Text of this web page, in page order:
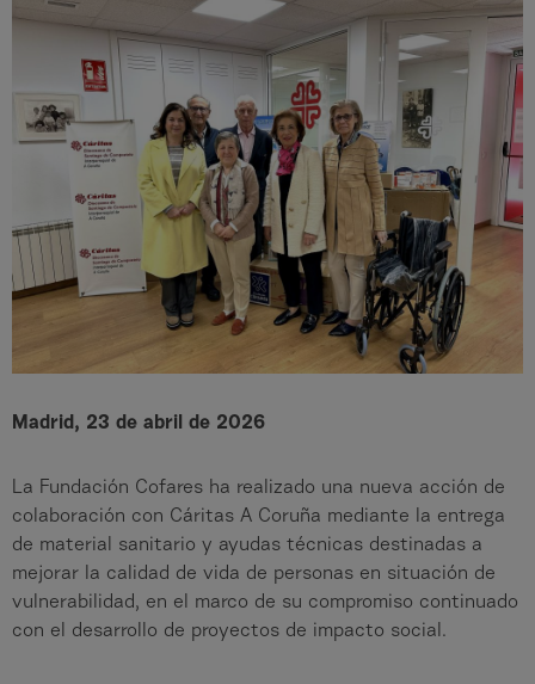
Madrid, 23 de abril de 2026
La Fundación Cofares ha realizado una nueva acción de
colaboración con Cáritas A Coruña mediante la entrega
de material sanitario y ayudas técnicas destinadas a
mejorar la calidad de vida de personas en situación de
vulnerabilidad, en el marco de su compromiso continuado
con el desarrollo de proyectos de impacto social.